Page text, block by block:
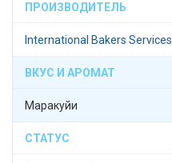
ПРОИЗВОДИТЕЛЬ
International Bakers Services
ВКУС И АРОМАТ
Маракуйи
СТАТУС